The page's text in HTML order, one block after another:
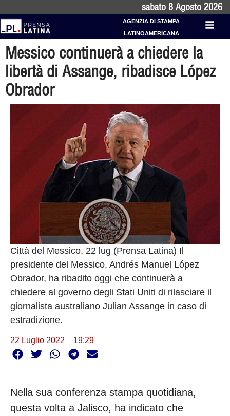
sabato 8 Agosto 2026
AGENZIA DI STAMPA
LATINOAMERICANA
Messico continuerà a chiedere la
libertà di Assange, ribadisce López
Obrador
Città del Messico, 22 lug (Prensa Latina) Il
presidente del Messico, Andrés Manuel López
Obrador, ha ribadito oggi che continuerà a
chiedere al governo degli Stati Uniti di rilasciare il
giornalista australiano Julian Assange in caso di
estradizione.
22 Luglio 2022 19:29
Nella sua conferenza stampa quotidiana,
questa volta a Jalisco, ha indicato che